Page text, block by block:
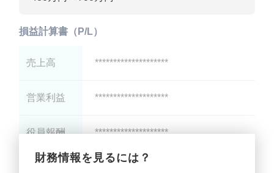
財務情報を見るには？
損益計算書（P/L）
売上高 ********************
営業利益 ********************
役員報酬 ********************